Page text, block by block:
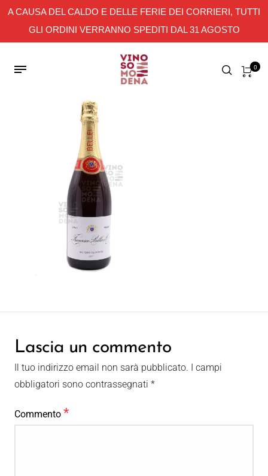
A CAUSA DEL CALDO E DELLE FERIE DEI CORRIERI, TUTTI
GLI ORDINI VERRANNO SPEDITI DAL 31 AGOSTO
0
Lascia un commento
Il tuo indirizzo email non sarà pubblicato. I campi
obbligatori sono contrassegnati *
Commento *